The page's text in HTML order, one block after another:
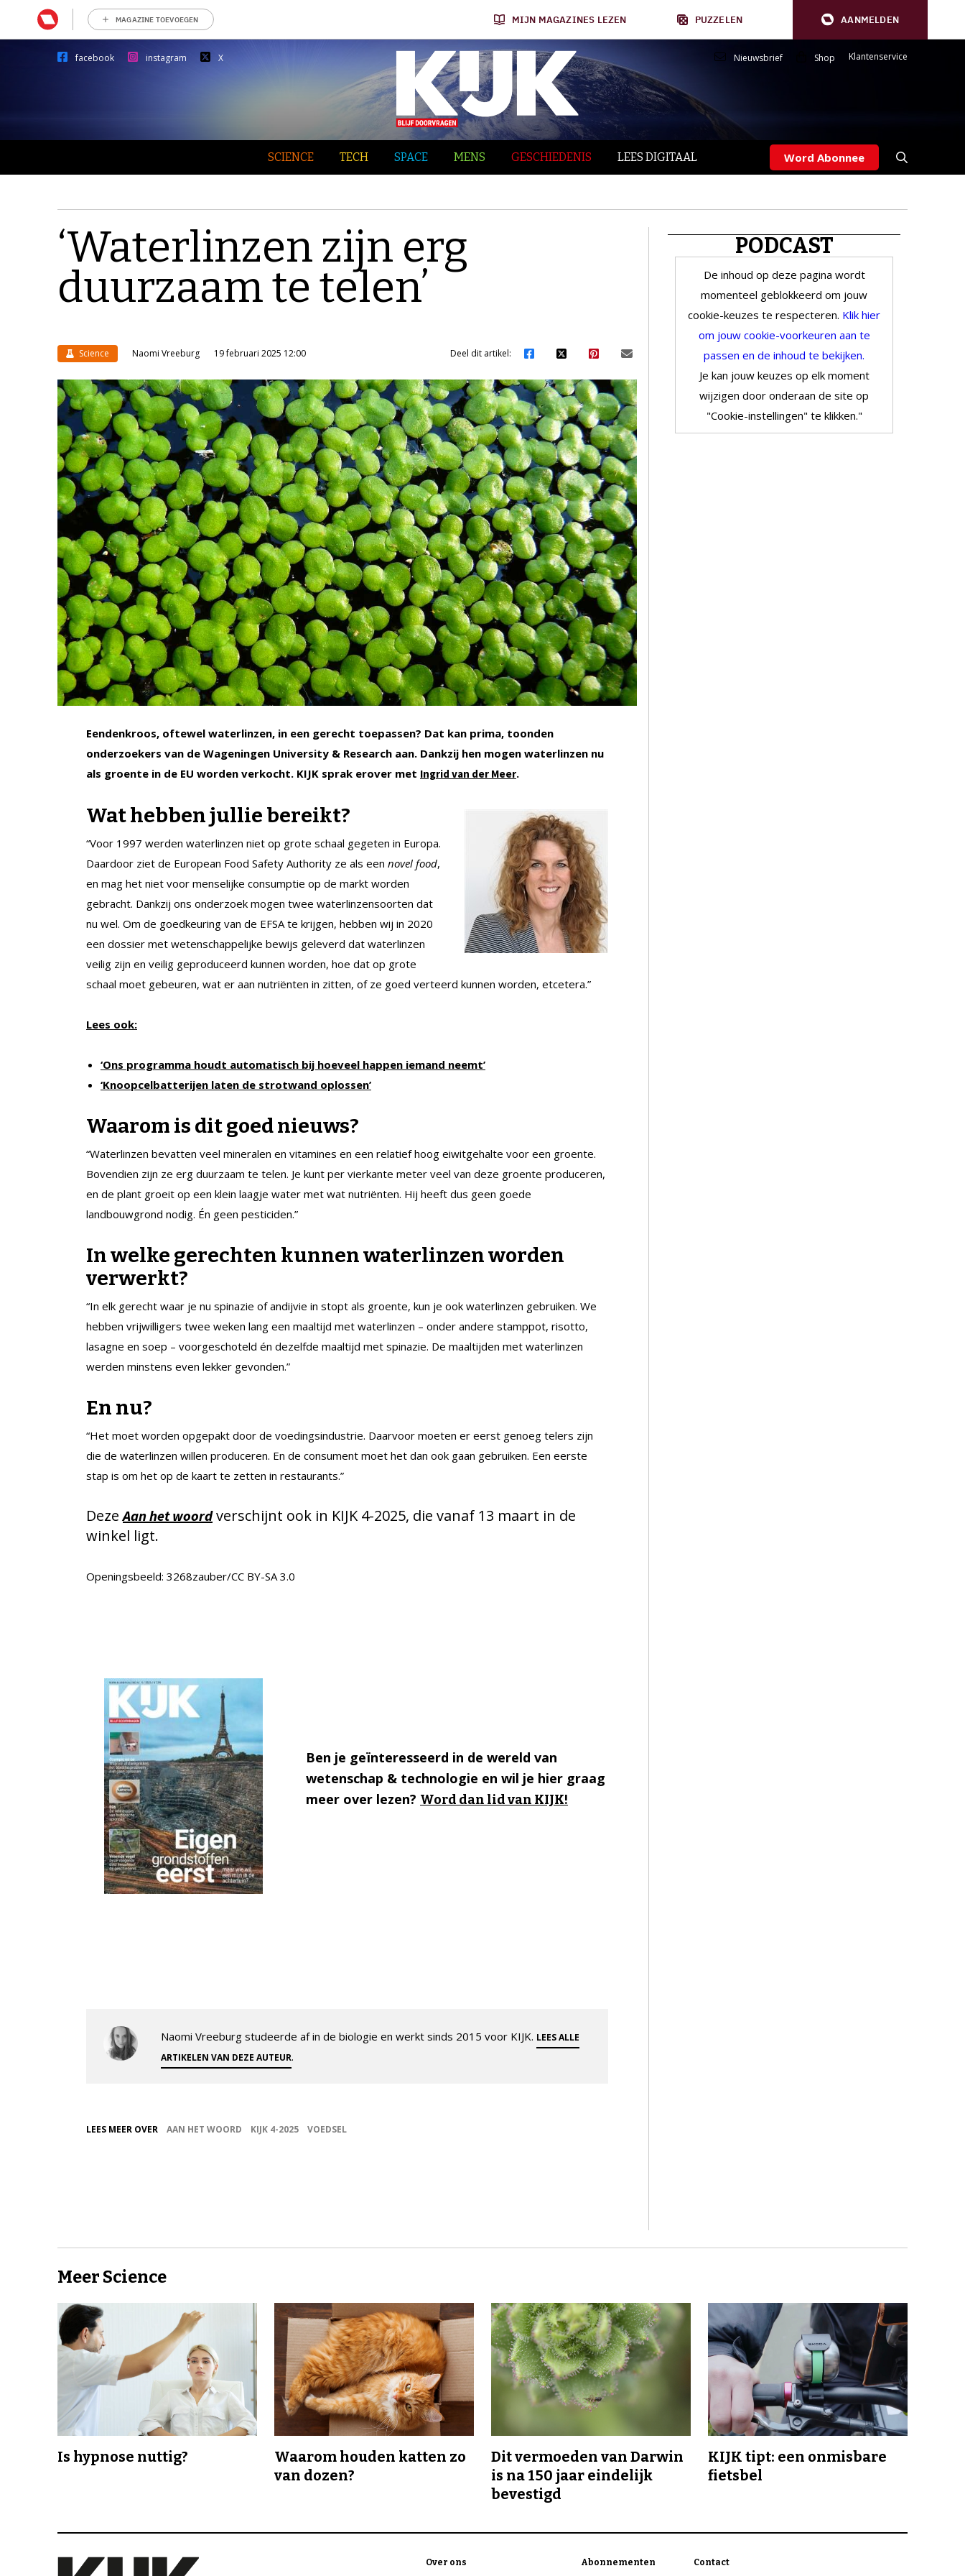
MAGAZINE TOEVOEGEN MIJN MAGAZINES LEZEN PUZZELEN AANMELDEN
facebook instagram X Nieuwsbrief Shop Klantenservice
SCIENCE TECH SPACE MENS GESCHIEDENIS LEES DIGITAAL Word Abonnee
‘Waterlinzen zijn erg
duurzaam te telen’
Science Naomi Vreeburg 19 februari 2025 12:00 Deel dit artikel:
Eendenkroos, oftewel waterlinzen, in een gerecht toepassen? Dat kan prima, toonden
onderzoekers van de Wageningen University & Research aan. Dankzij hen mogen waterlinzen nu
als groente in de EU worden verkocht. KIJK sprak erover met Ingrid van der Meer.
Wat hebben jullie bereikt?
“Voor 1997 werden waterlinzen niet op grote schaal gegeten in Europa.
Daardoor ziet de European Food Safety Authority ze als een novel food,
en mag het niet voor menselijke consumptie op de markt worden
gebracht. Dankzij ons onderzoek mogen twee waterlinzensoorten dat
nu wel. Om de goedkeuring van de EFSA te krijgen, hebben wij in 2020
een dossier met wetenschappelijke bewijs geleverd dat waterlinzen
veilig zijn en veilig geproduceerd kunnen worden, hoe dat op grote
schaal moet gebeuren, wat er aan nutriënten in zitten, of ze goed verteerd kunnen worden, etcetera.”
Lees ook:
‘Ons programma houdt automatisch bij hoeveel happen iemand neemt’
‘Knoopcelbatterijen laten de strotwand oplossen’
Waarom is dit goed nieuws?
“Waterlinzen bevatten veel mineralen en vitamines en een relatief hoog eiwitgehalte voor een groente.
Bovendien zijn ze erg duurzaam te telen. Je kunt per vierkante meter veel van deze groente produceren,
en de plant groeit op een klein laagje water met wat nutriënten. Hij heeft dus geen goede
landbouwgrond nodig. Én geen pesticiden.”
In welke gerechten kunnen waterlinzen worden
verwerkt?
“In elk gerecht waar je nu spinazie of andijvie in stopt als groente, kun je ook waterlinzen gebruiken. We
hebben vrijwilligers twee weken lang een maaltijd met waterlinzen – onder andere stamppot, risotto,
lasagne en soep – voorgeschoteld én dezelfde maaltijd met spinazie. De maaltijden met waterlinzen
werden minstens even lekker gevonden.”
En nu?
“Het moet worden opgepakt door de voedingsindustrie. Daarvoor moeten er eerst genoeg telers zijn
die de waterlinzen willen produceren. En de consument moet het dan ook gaan gebruiken. Een eerste
stap is om het op de kaart te zetten in restaurants.”
DezeAan het woordverschijnt ook in KIJK 4-2025, die vanaf 13 maart in de
winkel ligt.
Openingsbeeld: 3268zauber/CC BY-SA 3.0
Ben je geïnteresseerd in de wereld van
wetenschap & technologie en wil je hier graag
meer over lezen? Word dan lid van KIJK!
Naomi Vreeburg studeerde af in de biologie en werkt sinds 2015 voor KIJK. LEES ALLE
ARTIKELEN VAN DEZE AUTEUR.
LEES MEER OVER AAN HET WOORD KIJK 4-2025 VOEDSEL
PODCAST
De inhoud op deze pagina wordt
momenteel geblokkeerd om jouw
cookie-keuzes te respecteren. Klik hier
om jouw cookie-voorkeuren aan te
passen en de inhoud te bekijken.
Je kan jouw keuzes op elk moment
wijzigen door onderaan de site op
"Cookie-instellingen" te klikken."
Meer Science
Is hypnose nuttig?
Waarom houden katten zo
van dozen?
Dit vermoeden van Darwin
is na 150 jaar eindelijk
bevestigd
KIJK tipt: een onmisbare
fietsbel
Over ons Abonnementen Contact